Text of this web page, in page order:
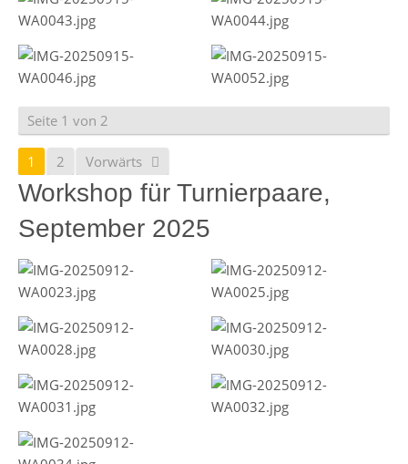
Seite 1 von 2
1 2 Vorwärts
Workshop für Turnierpaare,
September 2025